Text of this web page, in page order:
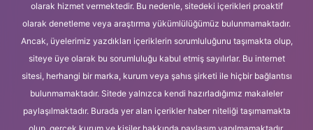
olarak hizmet vermektedir. Bu nedenle, sitedeki içerikleri proaktif
olarak denetleme veya araştırma yükümlülüğümüz bulunmamaktadır.
Ancak, üyelerimiz yazdıkları içeriklerin sorumluluğunu taşımakta olup,
siteye üye olarak bu sorumluluğu kabul etmiş sayılırlar. Bu internet
sitesi, herhangi bir marka, kurum veya şahıs şirketi ile hiçbir bağlantısı
bulunmamaktadır. Sitede yalnızca kendi hazırladığımız makaleler
paylaşılmaktadır. Burada yer alan içerikler haber niteliği taşımamakta